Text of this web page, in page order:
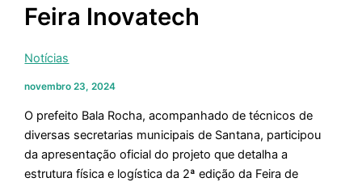
Feira Inovatech
Notícias
novembro 23, 2024
O prefeito Bala Rocha, acompanhado de técnicos de
diversas secretarias municipais de Santana, participou
da apresentação oficial do projeto que detalha a
estrutura física e logística da 2ª edição da Feira de